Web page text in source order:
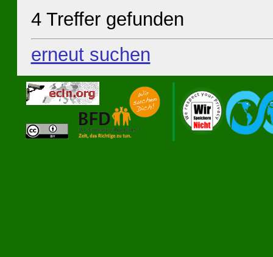
4 Treffer gefunden
erneut suchen